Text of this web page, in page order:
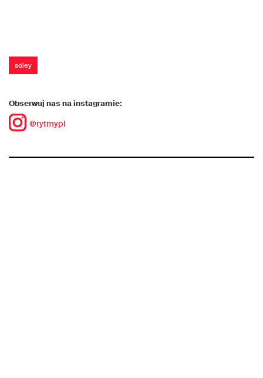
sóley
Obserwuj nas na instagramie:
@rytmypl